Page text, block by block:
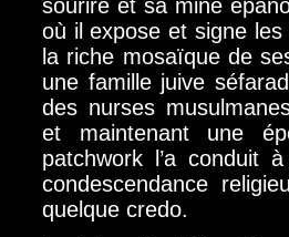
sourire et sa mine
où il expose et signe
la riche mosaïque de
une famille juive
des nurses
et maintenant une
patchwork l’a conduit
condescendance
quelque credo.